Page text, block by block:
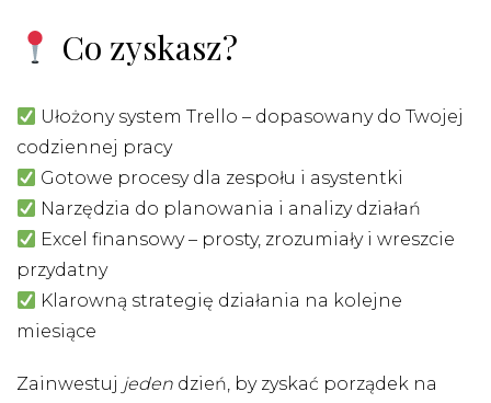
Co zyskasz?
Ułożony system Trello – dopasowany do Twojej
codziennej pracy
Gotowe procesy dla zespołu i asystentki
Narzędzia do planowania i analizy działań
Excel finansowy – prosty, zrozumiały i wreszcie
przydatny
Klarowną strategię działania na kolejne
miesiące
Zainwestuj jeden dzień, by zyskać porządek na